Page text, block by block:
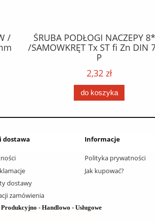
/
ŚRUBA PODŁOGI NACZEPY
/SAMOWKRĘT Tx ST fi Zn DIN
P
2,32 zł
do koszyka
dostawa
dostawy
zamówienia
Informacje
Polityka prywatności
Jak kupować?
- Handlowo - Usługowe